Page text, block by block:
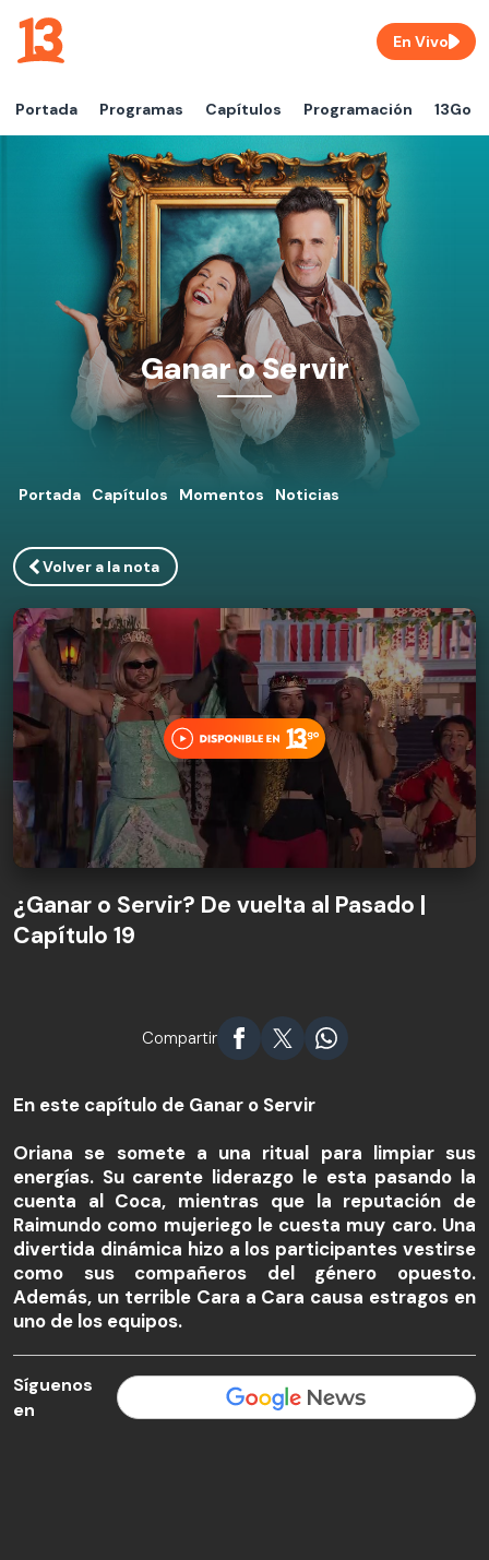
Portada Programas Capítulos Programación 13Go
En Vivo
Ganar o Servir
Portada Capítulos Momentos Noticias
Volver a la nota
¿Ganar o Servir? De vuelta al Pasado |
Capítulo 19
Compartir
En este capítulo de Ganar o Servir
Oriana se somete a una ritual para limpiar sus
energías. Su carente liderazgo le esta pasando la
cuenta al Coca, mientras que la reputación de
Raimundo como mujeriego le cuesta muy caro. Una
divertida dinámica hizo a los participantes vestirse
como sus compañeros del género opuesto.
Además, un terrible Cara a Cara causa estragos en
uno de los equipos.
Síguenos
en